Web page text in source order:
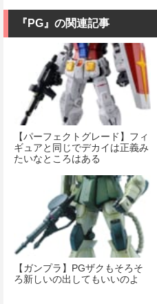
『PG』の関連記事
【パーフェクトグレード】フィ
ギュアと同じでデカイは正義み
たいなところはある
【ガンプラ】PGザクもそろそ
ろ新しいの出してもいいのよ